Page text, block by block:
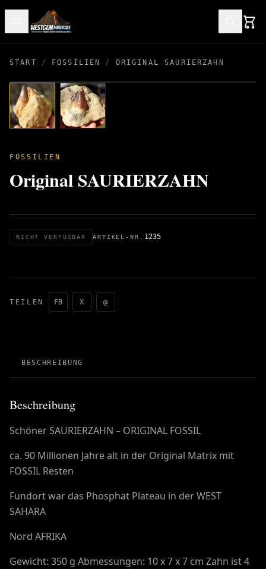
START / FOSSILIEN / ORIGINAL SAURIERZAHN
FOSSILIEN
Original SAURIERZAHN
NICHT VERFÜGBAR ARTIKEL-NR. 1235
TEILEN FB X @
BESCHREIBUNG
Beschreibung
Schöner SAURIERZAHN – ORIGINAL FOSSIL
ca. 90 Millionen Jahre alt in der Original Matrix mit
FOSSIL Resten
Fundort war das Phosphat Plateau in der WEST
SAHARA
Nord AFRIKA
Gewicht: 350 g Abmessungen: 10 x 7 x 7 cm Zahn ist 4